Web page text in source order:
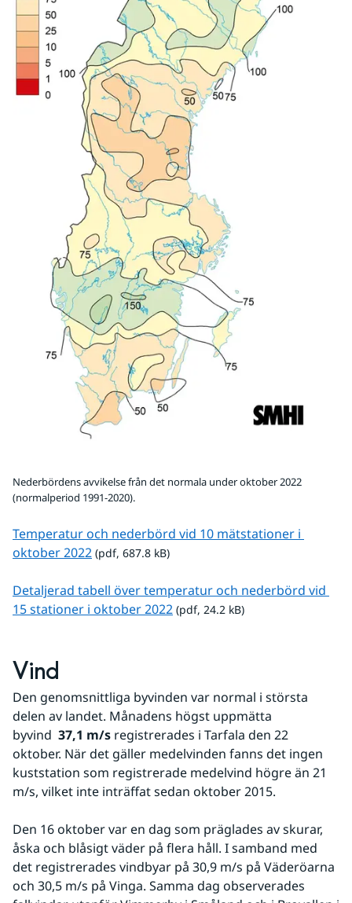
Nederbördens avvikelse från det normala under oktober 2022
(normalperiod 1991-2020).
Temperatur och nederbörd vid 10 mätstationer i
oktober 2022pdf, 687.8 kB.
(pdf, 687.8 kB)
Detaljerad tabell över temperatur och nederbörd vid
15 stationer i oktober 2022pdf, 24.2 kB.
(pdf, 24.2 kB)
Vind
Den genomsnittliga byvinden var normal i största
delen av landet. Månadens högst uppmätta
byvind 37,1 m/s registrerades i Tarfala den 22
oktober. När det gäller medelvinden fanns det ingen
kuststation som registrerade medelvind högre än 21
m/s, vilket inte inträffat sedan oktober 2015.
Den 16 oktober var en dag som präglades av skurar,
åska och blåsigt väder på flera håll. I samband med
det registrerades vindbyar på 30,9 m/s på Väderöarna
och 30,5 m/s på Vinga. Samma dag observerades